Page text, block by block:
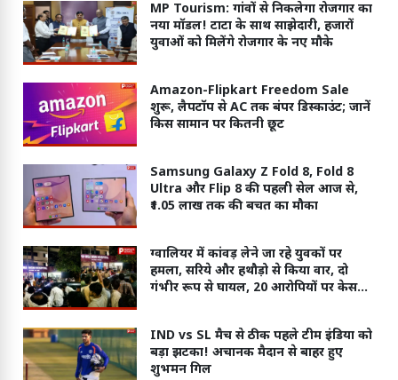
MP Tourism: गांवों से निकलेगा रोजगार का
नया मॉडल! टाटा के साथ साझेदारी, हजारों
युवाओं को मिलेंगे रोजगार के नए मौके
Amazon-Flipkart Freedom Sale
शुरू, लैपटॉप से AC तक बंपर डिस्काउंट; जानें
किस सामान पर कितनी छूट
Samsung Galaxy Z Fold 8, Fold 8
Ultra और Flip 8 की पहली सेल आज से,
₹1.05 लाख तक की बचत का मौका
ग्वालियर में कांवड़ लेने जा रहे युवकों पर
हमला, सरिये और हथौड़ो से किया वार, दो
गंभीर रूप से घायल, 20 आरोपियों पर केस
IND vs SL मैच से ठीक पहले टीम इंडिया को
बड़ा झटका! अचानक मैदान से बाहर हुए
शुभमन गिल